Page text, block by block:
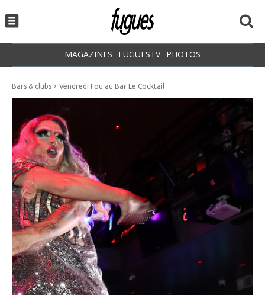
MAGAZINES FUGUESTV PHOTOS
Bars & clubs Vendredi Fou au Bar Le Cocktail